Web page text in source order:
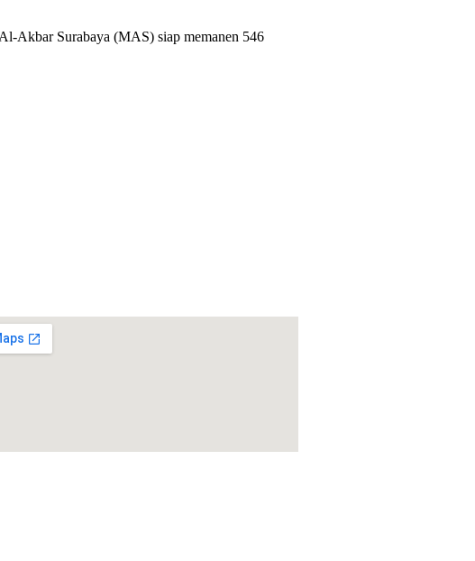
Akbar Surabaya (MAS) siap memanen 546